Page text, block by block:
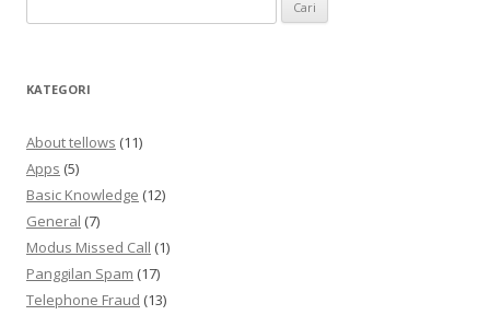
untuk:
KATEGORI
About tellows (11)
Apps (5)
Basic Knowledge (12)
General (7)
Modus Missed Call (1)
Panggilan Spam (17)
Telephone Fraud (13)